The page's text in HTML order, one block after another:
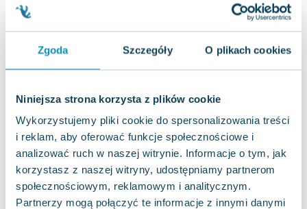
Zgoda Szczegóły O plikach cookies
Niniejsza strona korzysta z plików cookie
Wykorzystujemy pliki cookie do spersonalizowania treści
i reklam, aby oferować funkcje społecznościowe i
analizować ruch w naszej witrynie. Informacje o tym, jak
korzystasz z naszej witryny, udostępniamy partnerom
społecznościowym, reklamowym i analitycznym.
Partnerzy mogą połączyć te informacje z innymi danymi
Angel. Inferno. Tom 2 wyd. kieszonkowe
Inna marka
Drugi tom fascynującej trylogii "Inferno" wciąga
czytelnika w zawiłe życie Hailey, które zaczyna
nabierać właściwego rytmu. Wkracz...
Miękka
Pakujemy 10.08
16.99złtaniej o14.00zł
Sinner. Inferno. Tom 3 wyd. kieszonkowe
NieZwykłe 2022 | Julia Brylewska Inna marka